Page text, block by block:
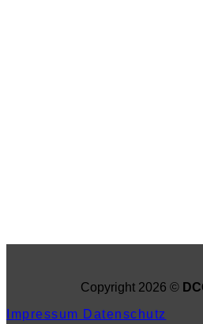
Copyright 2026 ©
Impressum Datenschutz